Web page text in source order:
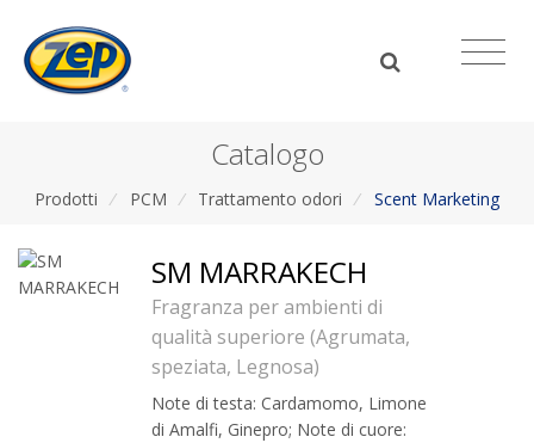
Catalogo
Prodotti / PCM / Trattamento odori / Scent Marketing
SM MARRAKECH
Fragranza per ambienti di
qualità superiore (Agrumata,
speziata, Legnosa)
Note di testa: Cardamomo, Limone
di Amalfi, Ginepro; Note di cuore: